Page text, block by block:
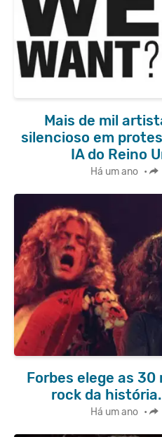
Mais de mil
silencioso em
IA do Reino
Há um ano •
Forbes elege as 30
rock da
Há um ano •